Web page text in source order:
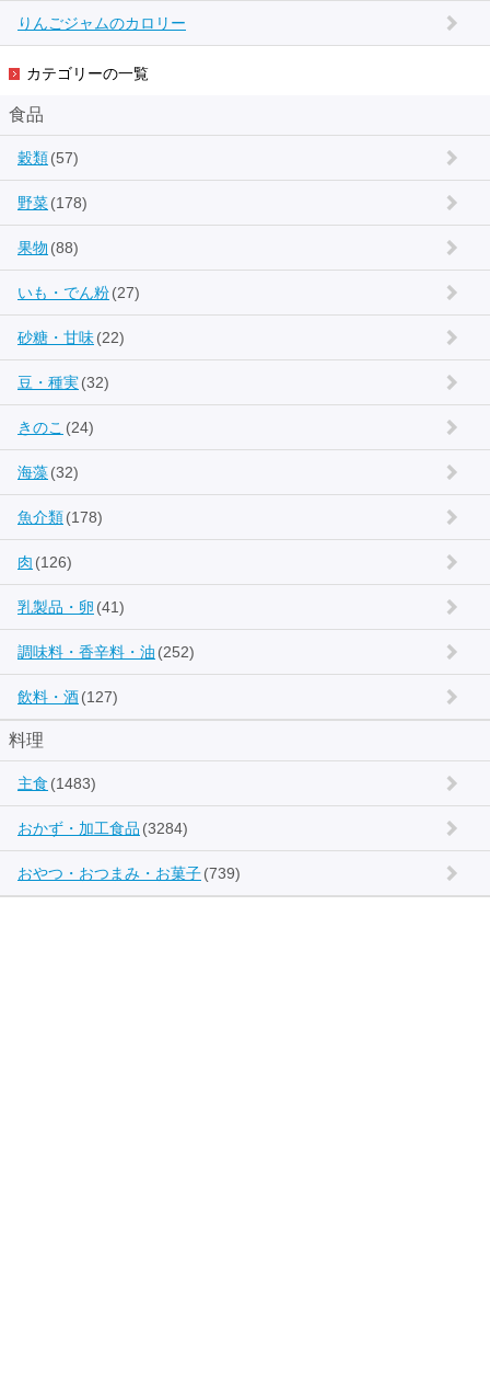
りんごジャムのカロリー
カテゴリーの一覧
食品
穀類(57)
野菜(178)
果物 (88)
いも・でん粉(27)
砂糖・甘味(22)
豆・種実(32)
きのこ (24)
海藻(32)
魚介類(178)
肉 (126)
乳製品・卵 (41)
調味料・香辛料・油 (252)
飲料・酒(127)
料理
主食 (1483)
おかず・加工食品 (3284)
おやつ・おつまみ・お菓子(739)